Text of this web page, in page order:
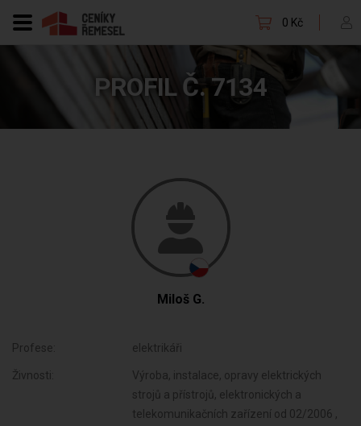
0 Kč
PROFIL Č. 7134
Miloš G.
Profese: elektrikáři
Živnosti:
Výroba, instalace, opravy elektrických
strojů a přístrojů, elektronických a
telekomunikačních zařízení od 02/2006 ,